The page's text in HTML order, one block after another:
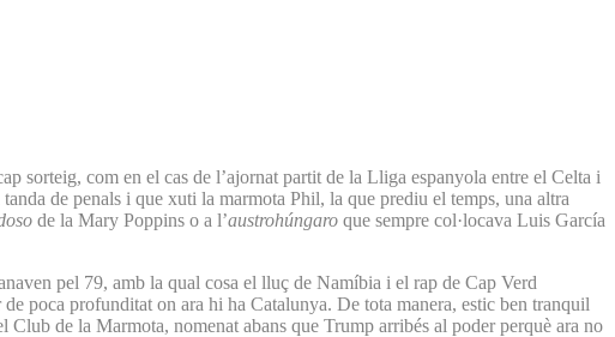
sorteig, com en el cas de l’ajornat partit de la Lliga espanyola entre el Celta i
de penals i que xuti la marmota Phil, la que prediu el temps, una altra
de la Mary Poppins o a l’austrohúngaro que sempre col·locava Luis García
pel 79, amb la qual cosa el lluç de Namíbia i el rap de Cap Verd
poca profunditat on ara hi ha Catalunya. De tota manera, estic ben tranquil
de la Marmota, nomenat abans que Trump arribés al poder perquè ara no